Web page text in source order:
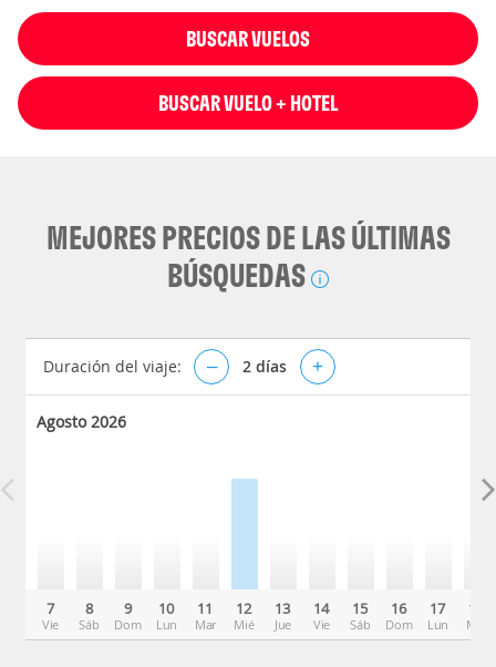
BUSCAR VUELOS
BUSCAR VUELO + HOTEL
MEJORES PRECIOS DE LAS ÚLTIMAS
BÚSQUEDAS
Duración del viaje: – 2 días +
Agosto 2026
7
Vie
8
Sáb
9
Dom
10
Lun
11
Mar
12
Mié
13
Jue
14
Vie
15
Sáb
16
Dom
17
Lun
18
Mar